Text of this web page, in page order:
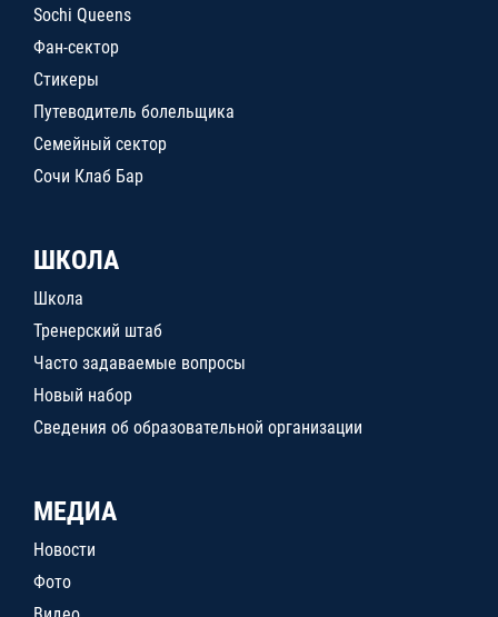
Sochi Queens
Фан-сектор
Стикеры
Путеводитель болельщика
Семейный сектор
Сочи Клаб Бар
ШКОЛА
Школа
Тренерский штаб
Часто задаваемые вопросы
Новый набор
Сведения об образовательной организации
МЕДИА
Новости
Фото